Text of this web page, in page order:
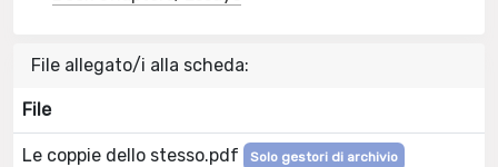
File allegato/i alla scheda:
File
Le coppie dello stesso.pdf Solo gestori di archivio